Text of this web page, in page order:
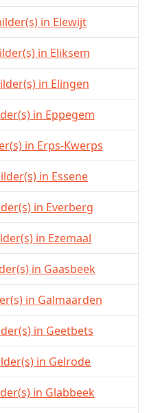
in Elewijt
in Eliksem
in Elingen
in Eppegem
in Erps-Kwerps
in Essene
in Everberg
in Ezemaal
in Gaasbeek
in Galmaarden
in Geetbets
in Gelrode
in Glabbeek